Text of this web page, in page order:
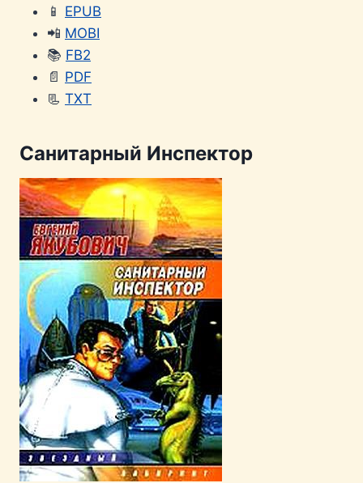
📱 EPUB
📲 MOBI
📚 FB2
📄 PDF
📃 TXT
Санитарный Инспектор